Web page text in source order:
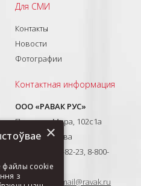
Для СМИ
Контакты
Новости
Фотографии
Контактная информация
ООО «РАВАК РУС»
Проспект Мира, 102с1а
129626, Москва
T: +7(495) 710-82-23, 8-800-
333-41-51
E-mail:ravak-mail@ravak.ru
×
файлы cookie
з